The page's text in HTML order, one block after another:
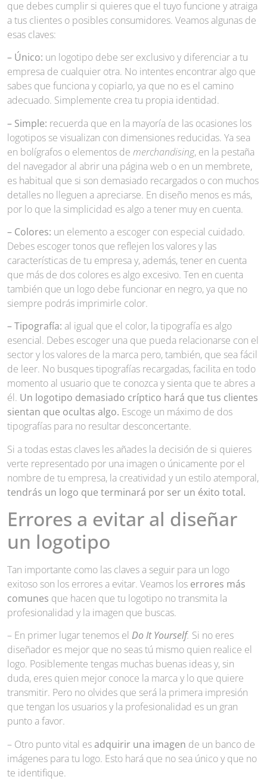
que debes cumplir si quieres que el tuyo funcione y atraiga
a tus clientes o posibles consumidores. Veamos algunas de
esas claves:
– Único: un logotipo debe ser exclusivo y diferenciar a tu
empresa de cualquier otra. No intentes encontrar algo que
sabes que funciona y copiarlo, ya que no es el camino
adecuado. Simplemente crea tu propia identidad.
– Simple: recuerda que en la mayoría de las ocasiones los
logotipos se visualizan con dimensiones reducidas. Ya sea
en bolígrafos o elementos de merchandising, en la pestaña
del navegador al abrir una página web o en un membrete,
es habitual que si son demasiado recargados o con muchos
detalles no lleguen a apreciarse. En diseño menos es más,
por lo que la simplicidad es algo a tener muy en cuenta.
– Colores: un elemento a escoger con especial cuidado.
Debes escoger tonos que reflejen los valores y las
características de tu empresa y, además, tener en cuenta
que más de dos colores es algo excesivo. Ten en cuenta
también que un logo debe funcionar en negro, ya que no
siempre podrás imprimirle color.
– Tipografía: al igual que el color, la tipografía es algo
esencial. Debes escoger una que pueda relacionarse con el
sector y los valores de la marca pero, también, que sea fácil
de leer. No busques tipografías recargadas, facilita en todo
momento al usuario que te conozca y sienta que te abres a
él. Un logotipo demasiado críptico hará que tus clientes
sientan que ocultas algo. Escoge un máximo de dos
tipografías para no resultar desconcertante.
Si a todas estas claves les añades la decisión de si quieres
verte representado por una imagen o únicamente por el
nombre de tu empresa, la creatividad y un estilo atemporal,
tendrás un logo que terminará por ser un éxito total.
Errores a evitar al diseñar
un logotipo
Tan importante como las claves a seguir para un logo
exitoso son los errores a evitar. Veamos los errores más
comunes que hacen que tu logotipo no transmita la
profesionalidad y la imagen que buscas.
– En primer lugar tenemos el Do It Yourself. Si no eres
diseñador es mejor que no seas tú mismo quien realice el
logo. Posiblemente tengas muchas buenas ideas y, sin
duda, eres quien mejor conoce la marca y lo que quiere
transmitir. Pero no olvides que será la primera impresión
que tengan los usuarios y la profesionalidad es un gran
punto a favor.
– Otro punto vital esadquirir una imagen de un banco de
imágenes para tu logo. Esto hará que no sea único y que no
te identifique.